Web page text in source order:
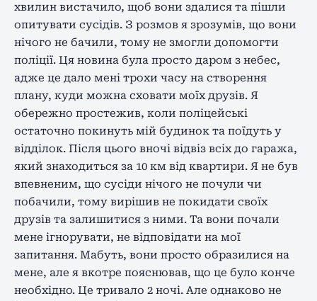
хвилин вистачило, щоб вони здалися та пішли
опитувати сусідів. З розмов я зрозумів, що вони
нічого не бачили, тому не змогли допомогти
поліції. Ця новина була просто даром з небес,
адже це дало мені трохи часу на створення
плану, куди можна сховати моїх друзів. Я
обережно простежив, коли поліцейські
остаточно покинуть мій будинок та поїдуть у
відділок. Після цього вночі відвіз всіх до гаража,
який знаходиться за 10 км від квартири. Я не був
впевненим, що сусіди нічого не почули чи
побачили, тому вирішив не покидати своїх
друзів та залишитися з ними. Та вони почали
мене ігнорувати, не відповідати на мої
запитання. Мабуть, вони просто образилися на
мене, але я вкотре пояснював, що це було конче
необхідно. Це тривало 2 ночі. Але однаково не